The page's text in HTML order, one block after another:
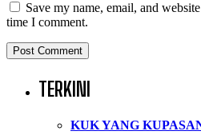
Save my name, email, and
time I comment.
TERKINI
KUK YANG